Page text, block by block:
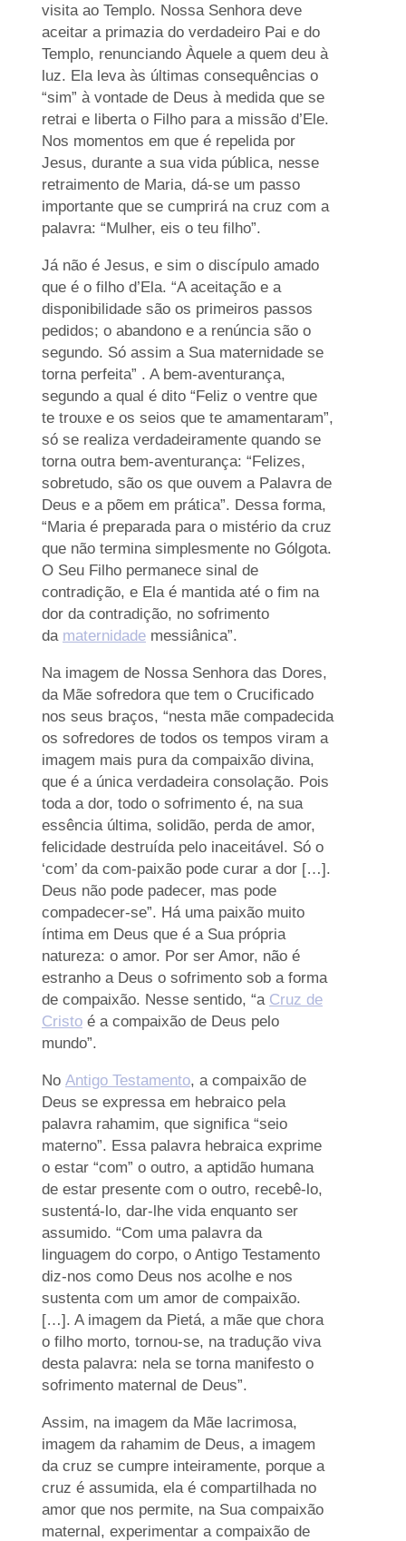
visita ao Templo. Nossa Senhora deve
aceitar a primazia do verdadeiro Pai e do
Templo, renunciando Àquele a quem deu à
luz. Ela leva às últimas consequências o
“sim” à vontade de Deus à medida que se
retrai e liberta o Filho para a missão d’Ele.
Nos momentos em que é repelida por
Jesus, durante a sua vida pública, nesse
retraimento de Maria, dá-se um passo
importante que se cumprirá na cruz com a
palavra: “Mulher, eis o teu filho”.
Já não é Jesus, e sim o discípulo amado
que é o filho d’Ela. “A aceitação e a
disponibilidade são os primeiros passos
pedidos; o abandono e a renúncia são o
segundo. Só assim a Sua maternidade se
torna perfeita” . A bem-aventurança,
segundo a qual é dito “Feliz o ventre que
te trouxe e os seios que te amamentaram”,
só se realiza verdadeiramente quando se
torna outra bem-aventurança: “Felizes,
sobretudo, são os que ouvem a Palavra de
Deus e a põem em prática”. Dessa forma,
“Maria é preparada para o mistério da cruz
que não termina simplesmente no Gólgota.
O Seu Filho permanece sinal de
contradição, e Ela é mantida até o fim na
dor da contradição, no sofrimento
da maternidade messiânica”.
Na imagem de Nossa Senhora das Dores,
da Mãe sofredora que tem o Crucificado
nos seus braços, “nesta mãe compadecida
os sofredores de todos os tempos viram a
imagem mais pura da compaixão divina,
que é a única verdadeira consolação. Pois
toda a dor, todo o sofrimento é, na sua
essência última, solidão, perda de amor,
felicidade destruída pelo inaceitável. Só o
‘com’ da com-paixão pode curar a dor […].
Deus não pode padecer, mas pode
compadecer-se”. Há uma paixão muito
íntima em Deus que é a Sua própria
natureza: o amor. Por ser Amor, não é
estranho a Deus o sofrimento sob a forma
de compaixão. Nesse sentido, “a Cruz de
Cristo é a compaixão de Deus pelo
mundo”.
No Antigo Testamento, a compaixão de
Deus se expressa em hebraico pela
palavra rahamim, que significa “seio
materno”. Essa palavra hebraica exprime
o estar “com” o outro, a aptidão humana
de estar presente com o outro, recebê-lo,
sustentá-lo, dar-lhe vida enquanto ser
assumido. “Com uma palavra da
linguagem do corpo, o Antigo Testamento
diz-nos como Deus nos acolhe e nos
sustenta com um amor de compaixão.
[…]. A imagem da Pietá, a mãe que chora
o filho morto, tornou-se, na tradução viva
desta palavra: nela se torna manifesto o
sofrimento maternal de Deus”.
Assim, na imagem da Mãe lacrimosa,
imagem da rahamim de Deus, a imagem
da cruz se cumpre inteiramente, porque a
cruz é assumida, ela é compartilhada no
amor que nos permite, na Sua compaixão
maternal, experimentar a compaixão de